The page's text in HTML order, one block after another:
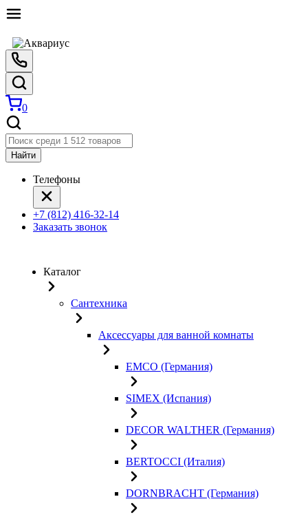
0
Найти
Телефоны
+7 (812) 416-32-14
Заказать звонок
Каталог
Сантехника
Аксессуары для ванной комнаты
EMCO (Германия)
SIMEX (Испания)
DECOR WALTHER (Германия)
BERTOCCI (Италия)
DORNBRACHT (Германия)